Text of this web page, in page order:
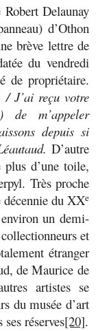
Delaunay
d’Othon
brève lettre de
du vendredi
de propriétaire.
/ J’ai reçu votre
de m’appeler
depuis si
D’autre
plus d’une toile,
Très proche
décennie du XXe
un demi-
et
étranger
de Maurice de
artistes se
du musée d’art
réserves[20].